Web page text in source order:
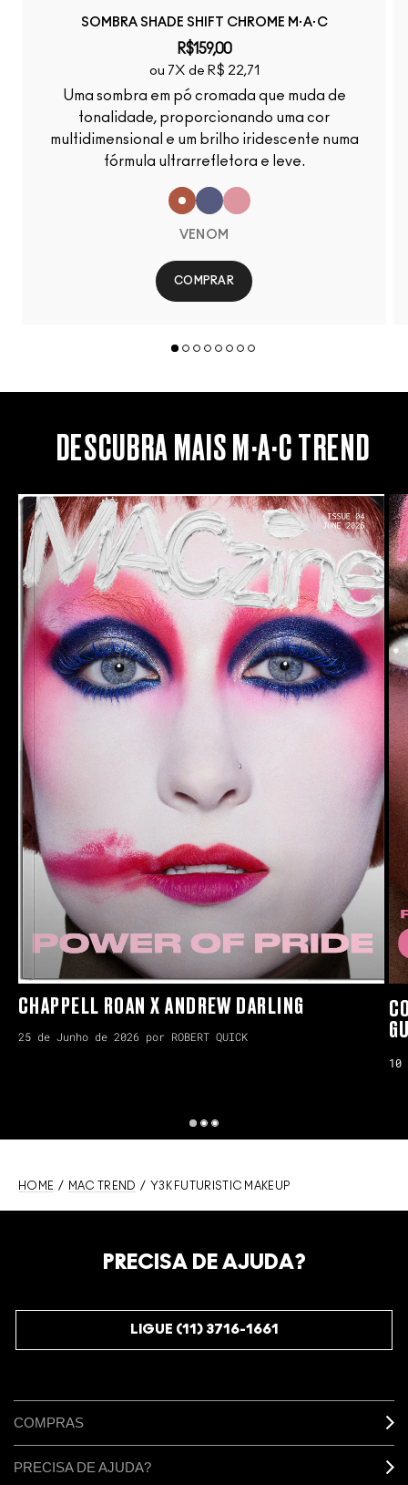
SOMBRA SHADE SHIFT CHROME M·A·C
R$159,00
ou 7X de R$ 22,71
Uma sombra em pó cromada que muda de
tonalidade, proporcionando uma cor
multidimensional e um brilho iridescente numa
fórmula ultrarrefletora e leve.
VENOM
COMPRAR
DESCUBRA MAIS M·A·C TREND
CHAPPELL ROAN X ANDREW DARLING
25 de Junho de 2026 por ROBERT QUICK
10
HOME / MAC TREND / Y3K FUTURISTIC MAKEUP
PRECISA DE AJUDA?
LIGUE (11) 3716-1661
COMPRAS
PRECISA DE AJUDA?